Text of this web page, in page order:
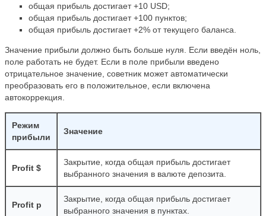
общая прибыль достигает +10 USD;
общая прибыль достигает +100 пунктов;
общая прибыль достигает +2% от текущего баланса.
Значение прибыли должно быть больше нуля. Если введён ноль,
поле работать не будет. Если в поле прибыли введено
отрицательное значение, советник может автоматически
преобразовать его в положительное, если включена
автокоррекция.
Режим
прибыли
Значение
Profit $
Закрытие, когда общая прибыль достигает
выбранного значения в валюте депозита.
Profit p
Закрытие, когда общая прибыль достигает
выбранного значения в пунктах.